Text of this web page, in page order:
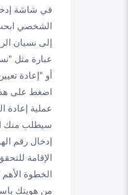
في شاشة
الشخصي
إلى نسيان
عبارة مثل
أو "إعادة
اضغط على هذا
عملية إعادة
سيطلب منك
إدخال رقم
الإقامة
الخطوة
من هويتك